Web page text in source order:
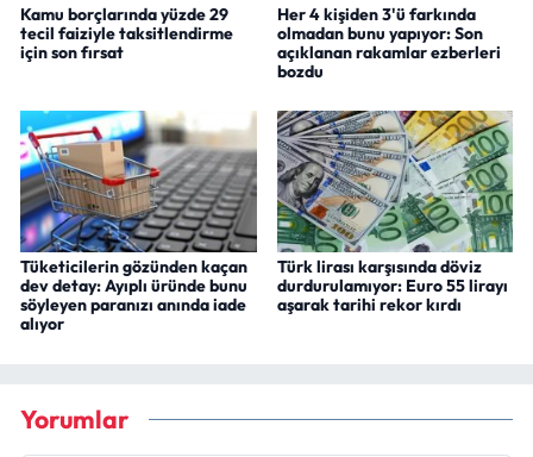
Kamu borçlarında yüzde 29
tecil faiziyle taksitlendirme
için son fırsat
Her 4 kişiden 3'ü farkında
olmadan bunu yapıyor: Son
açıklanan rakamlar ezberleri
bozdu
Tüketicilerin gözünden kaçan
dev detay: Ayıplı üründe bunu
söyleyen paranızı anında iade
alıyor
Türk lirası karşısında döviz
durdurulamıyor: Euro 55 lirayı
aşarak tarihi rekor kırdı
Yorumlar